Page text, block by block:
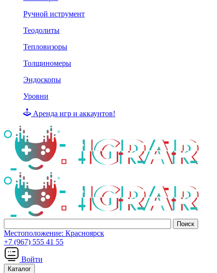
Ручной иструмент
Теодолиты
Тепловизоры
Толщиномеры
Эндоскопы
Уровни
Аренда игр и аккаунтов!
Местоположение: Красноярск
+7 (967) 555 41 55
Войти
Каталог